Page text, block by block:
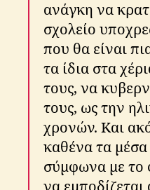
ανάγκη να
σχολείο
που θα είναι
τα ίδια στα
τους, να
τους, ως την
χρονών. Και
καθένα τα
σύμφωνα με το
να